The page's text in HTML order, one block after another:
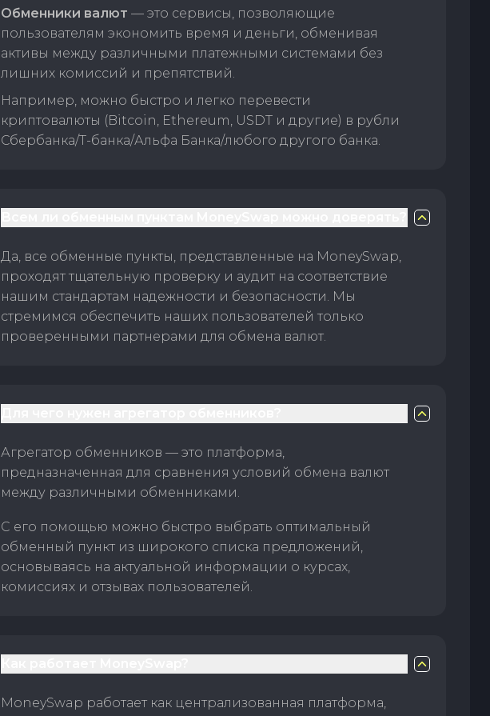
Обменники валют — это сервисы, позволяющие
пользователям экономить время и деньги, обменивая
активы между различными платежными системами без
лишних комиссий и препятствий.
Например, можно быстро и легко перевести
криптовалюты (Bitcoin, Ethereum, USDT и другие) в рубли
Сбербанка/Т-банка/Альфа Банка/любого другого банка.
Да, все обменные пункты, представленные на MoneySwap,
проходят тщательную проверку и аудит на соответствие
нашим стандартам надежности и безопасности. Мы
стремимся обеспечить наших пользователей только
проверенными партнерами для обмена валют.
Агрегатор обменников — это платформа,
предназначенная для сравнения условий обмена валют
между различными обменниками.
С его помощью можно быстро выбрать оптимальный
обменный пункт из широкого списка предложений,
основываясь на актуальной информации о курсах,
комиссиях и отзывах пользователей.
MoneySwap работает как централизованная платформа,